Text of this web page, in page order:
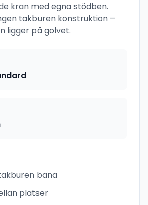
kran med egna stödben.
takburen konstruktion –
ligger på golvet.
bana
platser